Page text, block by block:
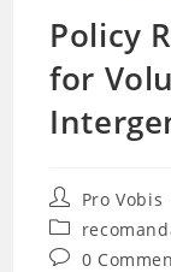
Policy
for
Post
author:
Pro Vobis
Post
category:
Post0